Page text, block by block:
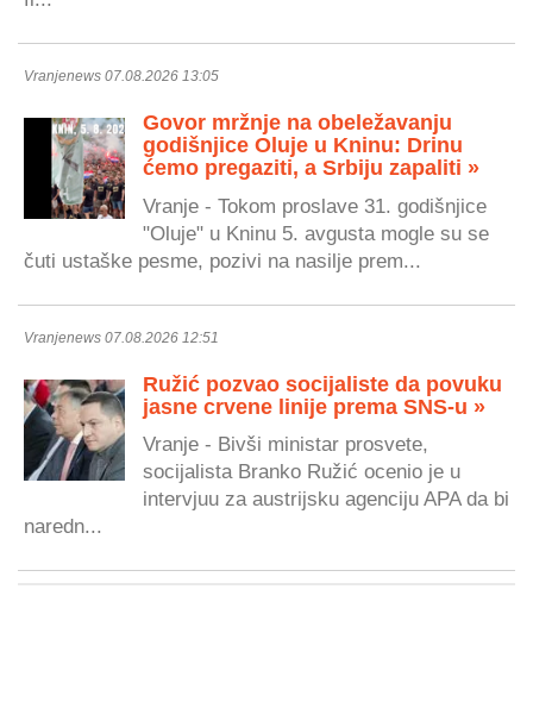
Vranjenews 07.08.2026 13:05
Govor mržnje na obeležavanju
godišnjice Oluje u Kninu: Drinu
ćemo pregaziti, a Srbiju zapaliti »
Vranje - Tokom proslave 31. godišnjice
"Oluje" u Kninu 5. avgusta mogle su se
čuti ustaške pesme, pozivi na nasilje prem...
Vranjenews 07.08.2026 12:51
Ružić pozvao socijaliste da povuku
jasne crvene linije prema SNS-u »
Vranje - Bivši ministar prosvete,
socijalista Branko Ružić ocenio je u
intervjuu za austrijsku agenciju APA da bi
naredn...